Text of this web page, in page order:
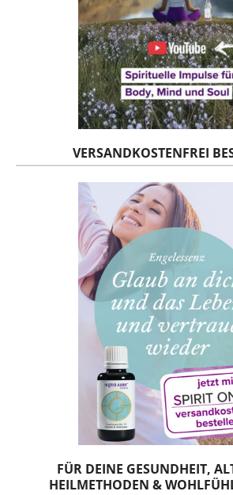
VERSANDKOSTENFREI
FÜR DEINE GESUNDHEIT,
HEILMETHODEN &